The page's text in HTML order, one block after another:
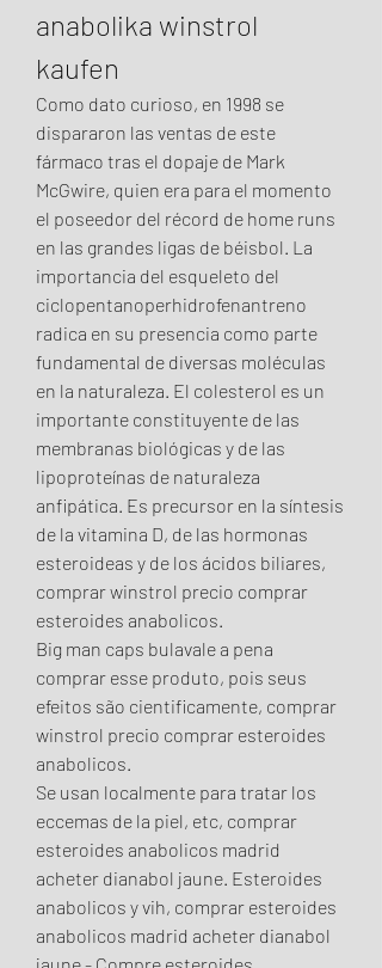
anabolika winstrol
kaufen
Como dato curioso, en 1998 se
dispararon las ventas de este
fármaco tras el dopaje de Mark
McGwire, quien era para el momento
el poseedor del récord de home runs
en las grandes ligas de béisbol. La
importancia del esqueleto del
ciclopentanoperhidrofenantreno
radica en su presencia como parte
fundamental de diversas moléculas
en la naturaleza. El colesterol es un
importante constituyente de las
membranas biológicas y de las
lipoproteínas de naturaleza
anfipática. Es precursor en la síntesis
de la vitamina D, de las hormonas
esteroideas y de los ácidos biliares,
comprar winstrol precio comprar
esteroides anabolicos.
Big man caps bulavale a pena
comprar esse produto, pois seus
efeitos são cientificamente, comprar
winstrol precio comprar esteroides
anabolicos.
Se usan localmente para tratar los
eccemas de la piel, etc, comprar
esteroides anabolicos madrid
acheter dianabol jaune. Esteroides
anabolicos y vih, comprar esteroides
anabolicos madrid acheter dianabol